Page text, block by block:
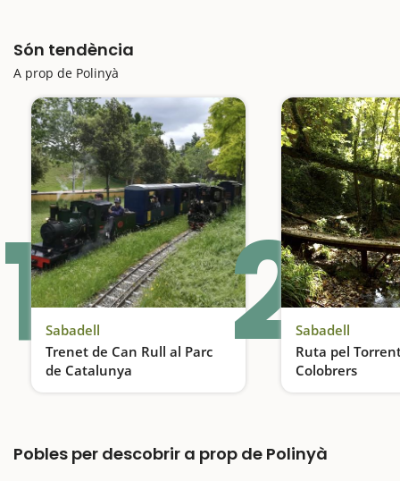
Són tendència
A prop de Polinyà
1Sabadell
Trenet de Can Rull al Parc
de Catalunya
Una activitat ideal per fer amb nens a prop de Barcelona
2Sabadell
Ruta pel
Colobrers
Pobles per descobrir a prop de Polinyà